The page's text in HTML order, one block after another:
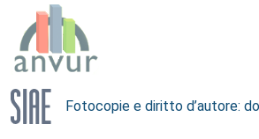
Fotocopie e diritto d’autore: